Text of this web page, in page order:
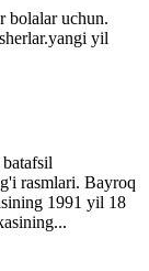
bolalar uchun.
yil
rasmlari. Bayroq
1991 yil 18